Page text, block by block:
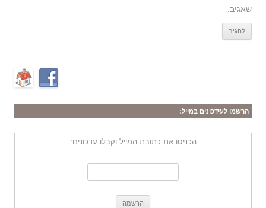
שאגיב.
הרשמו לעידכונים במייל:
הכניסו את כתובת המייל וקבלו עדכונים: